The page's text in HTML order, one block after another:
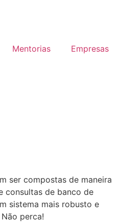
Mentorias Empresas
ser compostas de maneira
consultas de banco de
sistema mais robusto e
perca!